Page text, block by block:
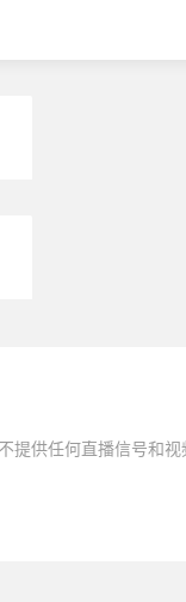
提供任何直播信号和视